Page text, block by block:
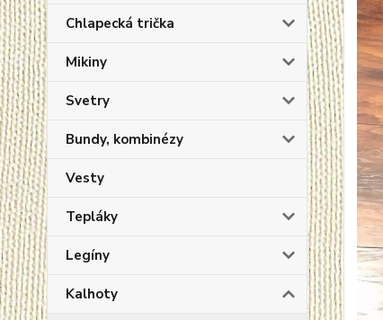
Chlapecká trička
Mikiny
Svetry
Bundy, kombinézy
Vesty
Tepláky
Legíny
Kalhoty